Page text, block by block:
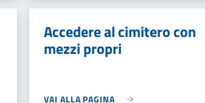
Accedere al cimitero con
mezzi propri
VAI ALLA PAGINA